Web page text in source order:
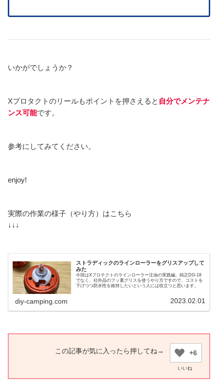
いかがでしょうか？
Xプロタクトのリールもポイントを押さえると 自分でメンテナ
ンス可能です。
参考にしてみてください。
enjoy!
実際の作業の様子（やり方）はこちら
↓↓↓
ストラディックのラインローラーをグリスアップして
みた
今回はXプロテクトのラインローラー注油の実践編。純正DG-18
でなく、社外品のフッ素グリスを使うやり方ですので、コストを
下げつつ防水性を維持したいという人には役立つと思います。
diy-camping.com 2023.02.01
+6